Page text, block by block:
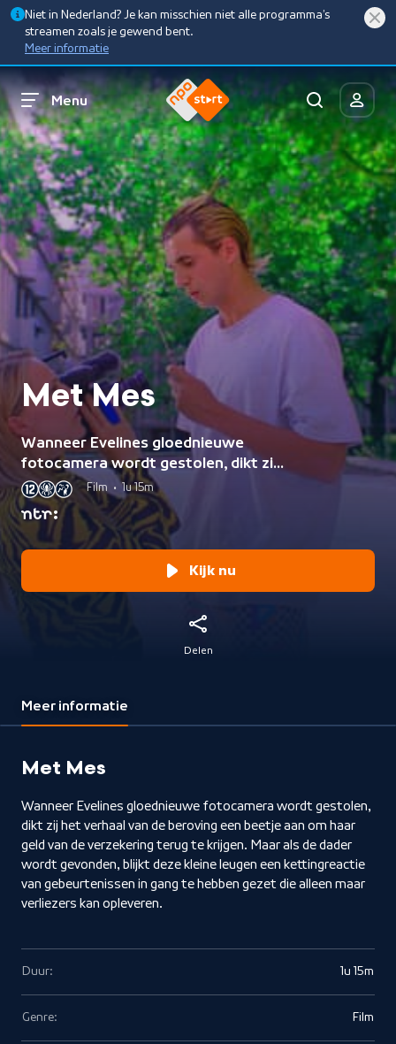
Niet in Nederland? Je kan misschien niet alle programma’s
streamen zoals je gewend bent.
Meer informatie
Menu
Met Mes
Wanneer Evelines gloednieuwe
fotocamera wordt gestolen, dikt zij
het verhaal van de beroving een
beetje aan om haar geld van de
verzekering terug te krijgen.
Film • 1u 15m
Kijk nu
Delen
Meer informatie
Met Mes
Wanneer Evelines gloednieuwe fotocamera wordt gestolen,
dikt zij het verhaal van de beroving een beetje aan om haar
geld van de verzekering terug te krijgen. Maar als de dader
wordt gevonden, blijkt deze kleine leugen een kettingreactie
van gebeurtenissen in gang te hebben gezet die alleen maar
verliezers kan opleveren.
Duur: 1u 15m
Genre: Film